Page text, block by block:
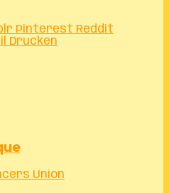
Pinterest Reddit
Drucken
Union